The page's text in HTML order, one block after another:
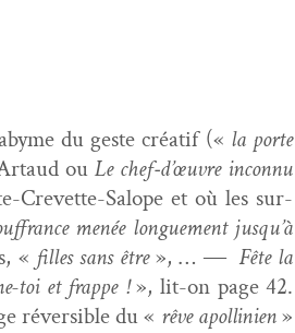
du geste créatif (« la porte
ou Le chef‑d’œuvre incon­nu
Crevette-Salope et où les sur­
menée longue­ment jusqu’à
« filles sans être», … ― Fête la
toi et frappe !», lit-on page 42.
réversible du « rêve apollinien»